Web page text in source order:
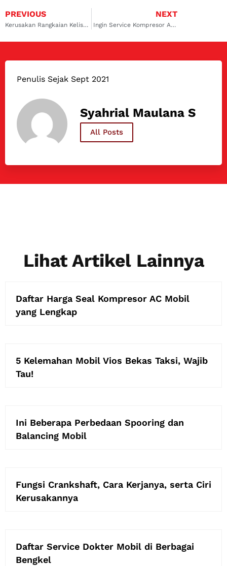
PREVIOUS
Kerusakan Rangkaian Kelistrikan AC Mobil Beserta Solusinya
NEXT
Ingin Service Kompresor AC Mobil, Ketahui Hal Ini Dulu
Penulis Sejak Sept 2021
Syahrial Maulana S
All Posts
Lihat Artikel Lainnya
Daftar Harga Seal Kompresor AC Mobil
yang Lengkap
5 Kelemahan Mobil Vios Bekas Taksi, Wajib
Tau!
Ini Beberapa Perbedaan Spooring dan
Balancing Mobil
Fungsi Crankshaft, Cara Kerjanya, serta Ciri
Kerusakannya
Daftar Service Dokter Mobil di Berbagai
Bengkel